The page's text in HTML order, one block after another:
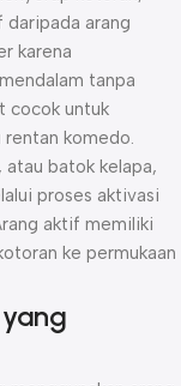
daripada arang
karena
tanpa
cocok untuk
komedo.
atau batok kelapa,
proses aktivasi
aktif memiliki
ke permukaan